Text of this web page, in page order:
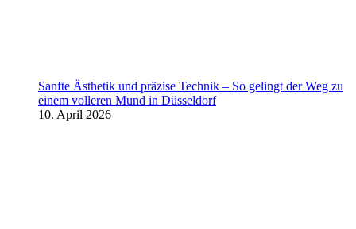
Sanfte Ästhetik und präzise Technik – So gelingt der Weg zu
einem volleren Mund in Düsseldorf
10. April 2026